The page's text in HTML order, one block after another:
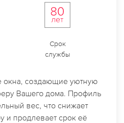
Срок
службы
окна, создающие уютную
Вашего дома. Профиль
вес, что снижает
и продлевает срок её